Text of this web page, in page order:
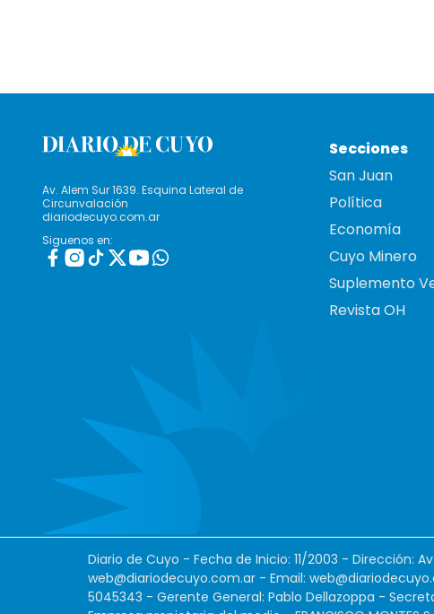
Av. Alem Sur 1639. Esquina Lateral de
Circunvalación
diariodecuyo.com.ar
Siguenos en:
Secciones
San Juan
Política
Economía
Cuyo Minero
Suplemento
Revista OH
Diario de Cuyo - Fecha de Inicio: 11/2003 - Dirección:
web@diariodecuyo.com.ar - Email:
5045343 - Gerente General: Pablo Dellazoppa -